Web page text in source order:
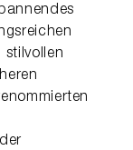
stilvollen